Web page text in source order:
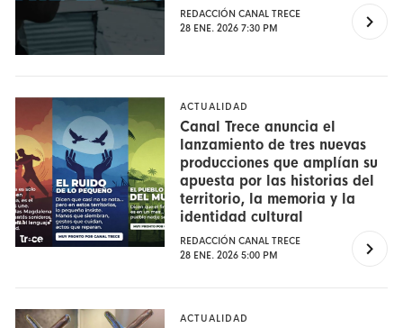
REDACCIÓN CANAL TRECE
28 ENE. 2026 7:30 PM
ACTUALIDAD
Canal Trece anuncia el
lanzamiento de tres nuevas
producciones que amplían su
apuesta por las historias del
territorio, la memoria y la
identidad cultural
REDACCIÓN CANAL TRECE
28 ENE. 2026 5:00 PM
ACTUALIDAD